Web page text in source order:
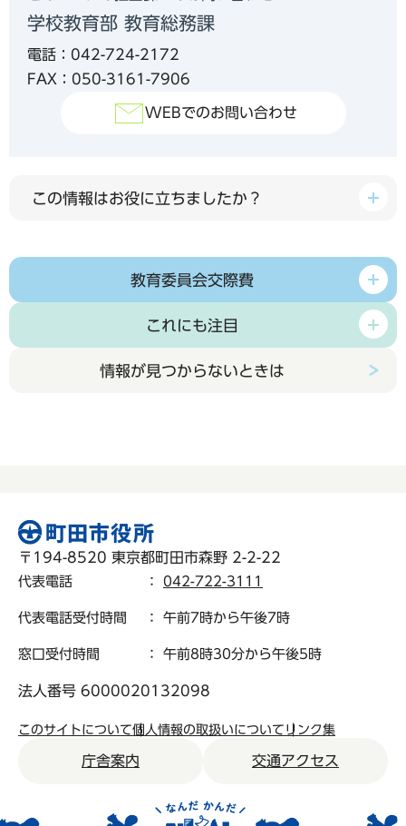
学校教育部 教育総務課
電話：042-724-2172
FAX：050-3161-7906
WEBでのお問い合わせ
この情報はお役に立ちましたか？
教育委員会交際費
これにも注目
情報が見つからないときは
〒194-8520 東京都町田市森野 2-2-22
代表電話 ： 042-722-3111
代表電話受付時間 ： 午前7時から午後7時
窓口受付時間 ： 午前8時30分から午後5時
法人番号 6000020132098
このサイトについて個人情報の取扱いについて リンク集
庁舎案内 交通アクセス